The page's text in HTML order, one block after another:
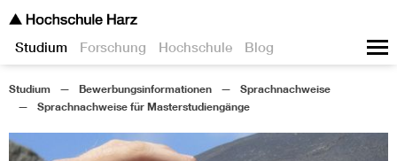
Studium Forschung Hochschule Blog
Studium Bewerbungsinformationen
Sprachnachweise
Sprachnachweise für Masterstudiengänge